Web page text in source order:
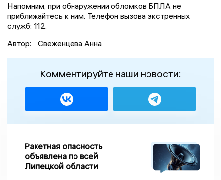
Напомним, при обнаружении обломков БПЛА не
приближайтесь к ним. Телефон вызова экстренных
служб: 112.
Автор:
Свеженцева Анна
Комментируйте наши новости:
Ракетная опасность
объявлена по всей
Липецкой области